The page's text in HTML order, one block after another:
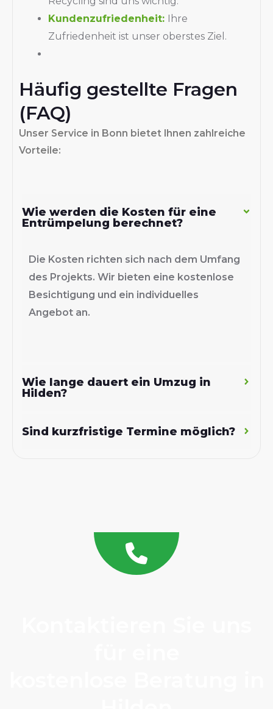
Kundenzufriedenheit:
Ihre
Zufriedenheit ist unser oberstes Ziel.
Häufig gestellte Fragen
(FAQ)
Unser Service in Bonn bietet Ihnen zahlreiche
Vorteile:
Wie werden die Kosten für eine
Entrümpelung berechnet?
Die Kosten richten sich nach dem Umfang
des Projekts. Wir bieten eine kostenlose
Besichtigung und ein individuelles
Angebot an.
Wie lange dauert ein Umzug in
Hilden?
Sind kurzfristige Termine möglich?